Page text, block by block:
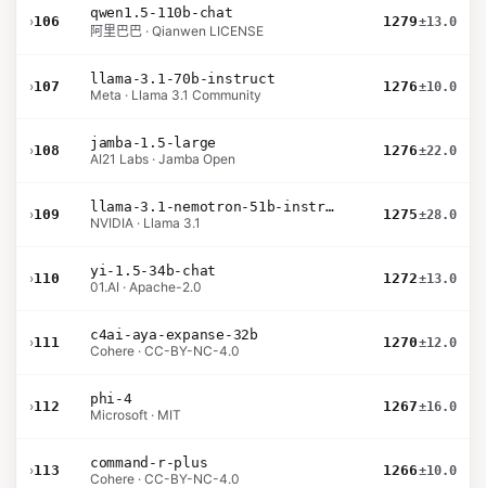
›106
qwen1.5-110b-chat
阿里巴巴 · Qianwen LICENSE
1279±13.0
›107
llama-3.1-70b-instruct
Meta · Llama 3.1 Community
1276±10.0
›108
jamba-1.5-large
AI21 Labs · Jamba Open
1276±22.0
›109
llama-3.1-nemotron-51b-instruct
NVIDIA · Llama 3.1
1275±28.0
›110
yi-1.5-34b-chat
01.AI · Apache-2.0
1272±13.0
›111
c4ai-aya-expanse-32b
Cohere · CC-BY-NC-4.0
1270±12.0
›112
phi-4
Microsoft · MIT
1267±16.0
›113
command-r-plus
Cohere · CC-BY-NC-4.0
1266±10.0